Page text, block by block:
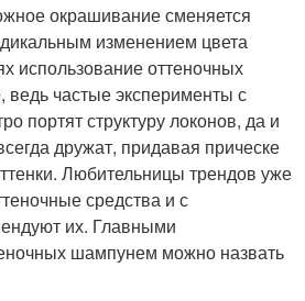
окрашивание сменяется
изменением цвета
использование оттеночных
частые эксперименты с
портят структуру локонов, да и
дружат, придавая прическе
Любительницы трендов уже
средства и с
их. Главными
шампунем можно назвать